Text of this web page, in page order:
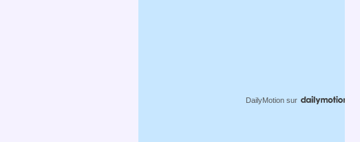
DailyMotion sur